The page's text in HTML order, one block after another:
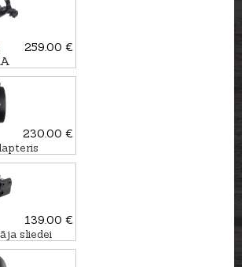
BH-
259.00 €
1-daļ.
BH-
230.00 €
139.00 €
sliedei
45mm